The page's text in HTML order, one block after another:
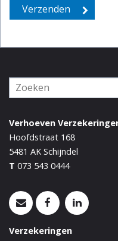
Verhoeven
Hoofdstraat 168
5481 AK Schijndel
T 073 543 0444
Verzekeringen